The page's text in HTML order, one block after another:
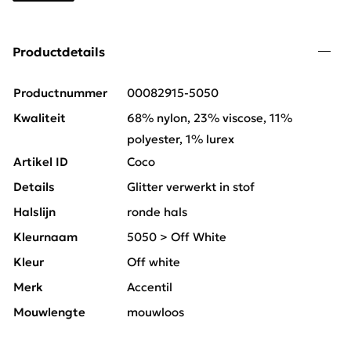
Productdetails
Productnummer
00082915-5050
Kwaliteit
68% nylon, 23% viscose, 11%
polyester, 1% lurex
Artikel ID
Coco
Details
Glitter verwerkt in stof
Halslijn
ronde hals
Kleurnaam
5050 > Off White
Kleur
Off white
Merk
Accentil
Mouwlengte
mouwloos